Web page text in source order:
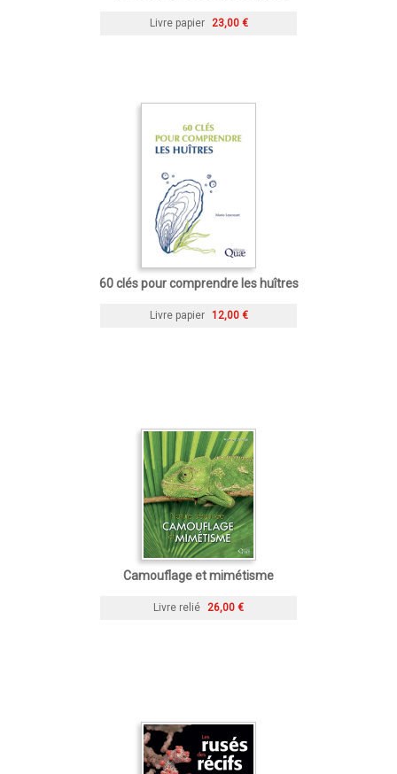
Livre papier 23,00 €
60 clés pour comprendre les huîtres
Livre papier 12,00 €
Camouflage et mimétisme
Livre relié 26,00 €